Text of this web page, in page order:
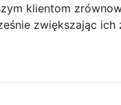
klientom
zwiększając ich